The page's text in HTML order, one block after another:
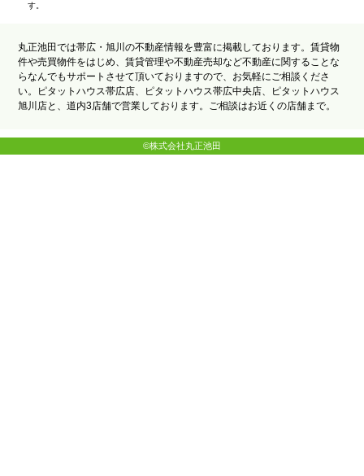
す。
丸正池田では帯広・旭川の不動産情報を豊富に掲載しております。賃貸物
件や売買物件をはじめ、賃貸管理や不動産売却など不動産に関することな
らなんでもサポートさせて頂いておりますので、お気軽にご相談くださ
い。ピタットハウス帯広店、ピタットハウス帯広中央店、ピタットハウス
旭川店と、道内3店舗で営業しております。ご相談はお近くの店舗まで。
©株式会社丸正池田